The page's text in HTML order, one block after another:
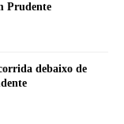
Prudente
debaixo de